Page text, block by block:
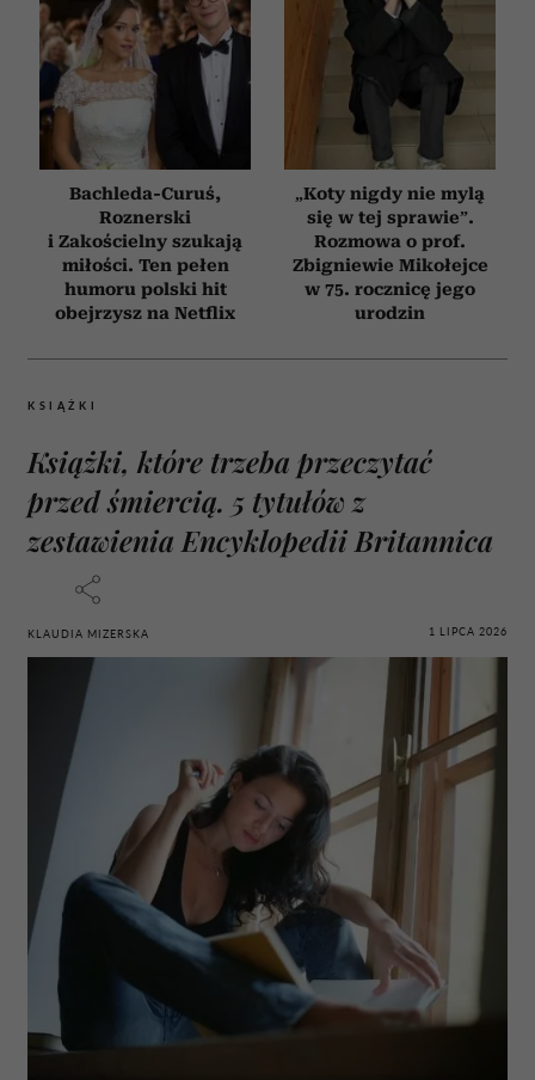
Bachleda-Curuś,
Roznerski
i Zakościelny szukają
miłości. Ten pełen
humoru polski hit
obejrzysz na Netflix
„Koty nigdy nie mylą
się w tej sprawie”.
Rozmowa o prof.
Zbigniewie Mikołejce
w 75. rocznicę jego
urodzin
KSIĄŻKI
Książki, które trzeba przeczytać
przed śmiercią. 5 tytułów z
zestawienia Encyklopedii Britannica
KLAUDIA MIZERSKA 1 LIPCA 2026